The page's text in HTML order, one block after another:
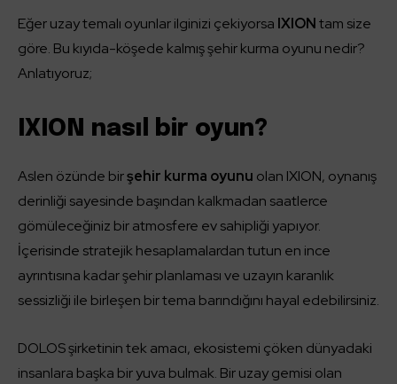
Eğer uzay temalı oyunlar ilginizi çekiyorsa IXIONtam size
göre. Bu kıyıda-köşede kalmış şehir kurma oyunu nedir?
Anlatıyoruz;
IXION nasıl bir oyun?
Aslen özünde birşehir kurma oyunu olan IXION, oynanış
derinliği sayesinde başından kalkmadan saatlerce
gömüleceğiniz bir atmosfere ev sahipliği yapıyor.
İçerisinde stratejik hesaplamalardan tutun en ince
ayrıntısına kadar şehir planlaması ve uzayın karanlık
sessizliği ile birleşen bir tema barındığını hayal edebilirsiniz.
DOLOS şirketinin tek amacı, ekosistemi çöken dünyadaki
insanlara başka bir yuva bulmak. Bir uzay gemisi olan